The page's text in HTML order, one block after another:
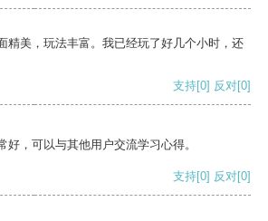
精美，玩法丰富。我已经玩了好几个小时，还
支持[0] 反对[0]
好，可以与其他用户交流学习心得。
支持[0] 反对[0]